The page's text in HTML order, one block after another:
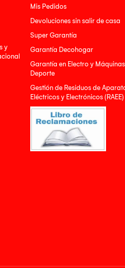
c/u)
Mis Pedidos
Devoluciones sin salir de casa
Super Garantía
Garantía Decohogar
Garantía en Electro y
Deporte
Gestión de Residuos de
Eléctricos y Electrónicos (RAEE)
y